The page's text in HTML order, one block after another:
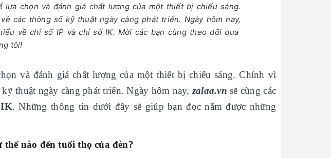
lựa chọn và đánh giá chất lượng của một thiết bị chiếu sáng.
các thông số kỹ thuật ngày càng phát triển. Ngày hôm nay,
về chỉ số IP và chỉ số IK. Mời các bạn cùng theo dõi qua
tôi!
và đánh giá chất lượng của một thiết bị chiếu sáng. Chính vì
thuật ngày càng phát triển. Ngày hôm nay, zalaa.vn sẽ cùng các
. Những thông tin dưới đây sẽ giúp bạn đọc nắm được những
nào đến tuổi thọ của đèn?